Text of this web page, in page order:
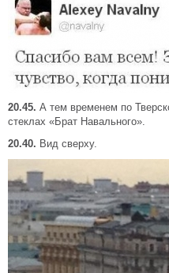
20.45. А тем временем по
стеклах «Брат Навального».
20.40. Вид сверху.